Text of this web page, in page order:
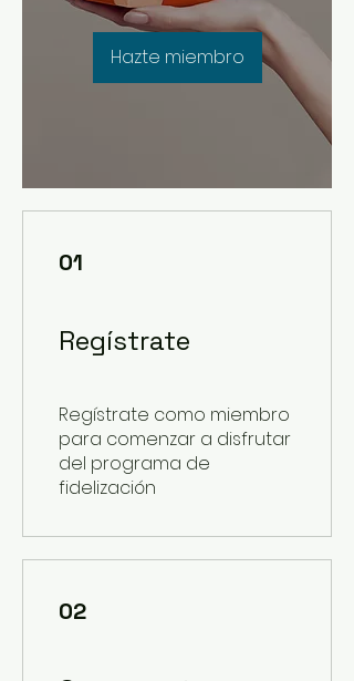
Hazte miembro
01
Regístrate
Regístrate como miembro
para comenzar a disfrutar
del programa de
fidelización
02